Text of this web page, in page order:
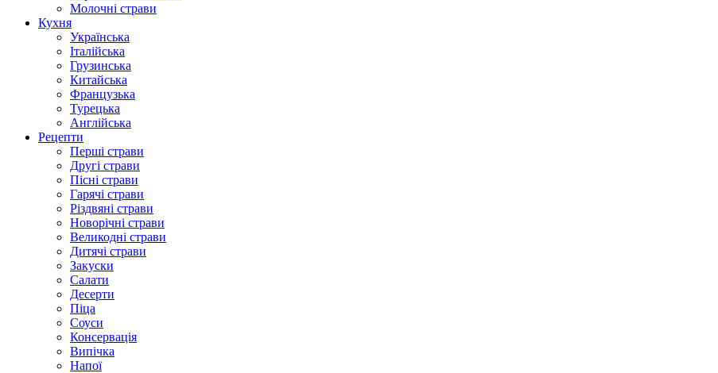
Молочні страви
Кухня
Українська
Італійська
Грузинська
Китайська
Французька
Турецька
Англійська
Рецепти
Перші страви
Другі страви
Пісні страви
Гарячі страви
Різдвяні страви
Новорічні страви
Великодні страви
Дитячі страви
Закуски
Салати
Десерти
Піца
Соуси
Консервація
Випічка
Напої